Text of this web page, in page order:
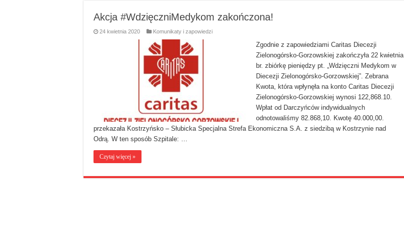
Akcja #WdzięczniMedykom zakończona!
24 kwietnia 2020 Komunikaty i zapowiedzi
Zgodnie z zapowiedziami Caritas Diecezji
Zielonogórsko-Gorzowskiej zakończyła 22 kwietnia
br. zbiórkę pieniędzy pt. „Wdzięczni Medykom w
Diecezji Zielonogórsko-Gorzowskiej”. Zebrana
Kwota, która wpłynęła na konto Caritas Diecezji
Zielonogórsko-Gorzowskiej wynosi 122,868.10.
Wpłat od Darczyńców indywidualnych
odnotowaliśmy 82.868,10. Kwotę 40.000,00.
przekazała Kostrzyńsko – Słubicka Specjalna Strefa Ekonomiczna S.A. z siedzibą w Kostrzynie nad
Odrą. W ten sposób Szpitale: …
Czytaj więcej »